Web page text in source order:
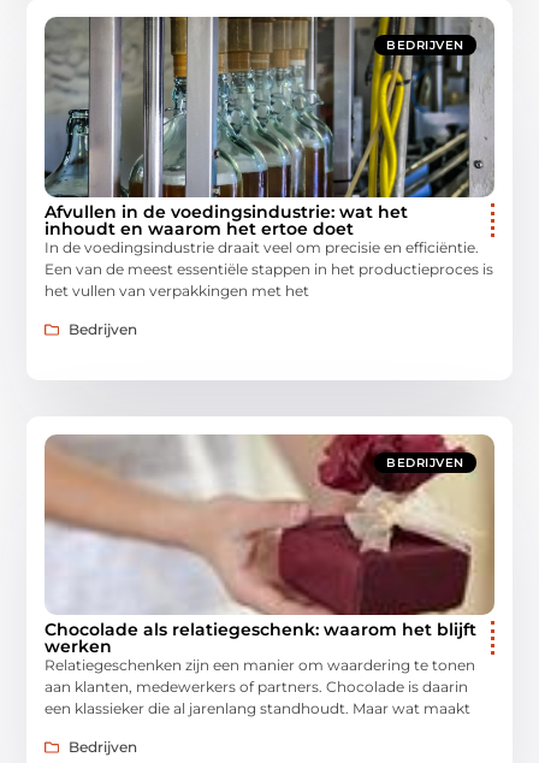
BEDRIJVEN
Afvullen in de voedingsindustrie: wat het
inhoudt en waarom het ertoe doet
In de voedingsindustrie draait veel om precisie en efficiëntie.
Een van de meest essentiële stappen in het productieproces is
het vullen van verpakkingen met het
Bedrijven
BEDRIJVEN
Chocolade als relatiegeschenk: waarom het blijft
werken
Relatiegeschenken zijn een manier om waardering te tonen
aan klanten, medewerkers of partners. Chocolade is daarin
een klassieker die al jarenlang standhoudt. Maar wat maakt
Bedrijven